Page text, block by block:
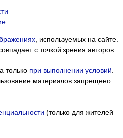
, используемых на сайте.
с точкой зрения авторов
только при выполнении условий.
материалов запрещено.
(только для жителей